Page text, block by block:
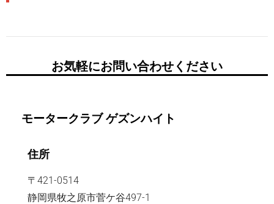
お気軽にお問い合わせください
モータークラブ ゲズンハイト
住所
〒421-0514
静岡県牧之原市菅ケ谷497-1